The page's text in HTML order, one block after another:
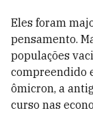
Eles foram
pensamento.
populações
compreendido
ômicron, a
curso nas